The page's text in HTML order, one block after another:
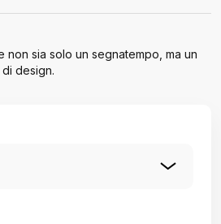
non sia solo un segnatempo, ma un
design.